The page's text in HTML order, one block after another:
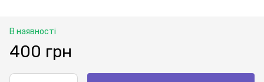
В наявності
400 грн